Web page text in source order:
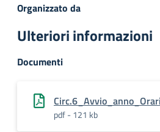
Organizzato da
Ulteriori informazioni
Documenti
pdf - 121 kb